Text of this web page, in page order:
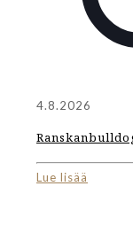
4.8.2026
Lue lisää